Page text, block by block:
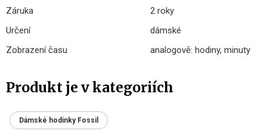
Záruka
2 roky
Určení
dámské
Zobrazení času
analogově: hodiny, minuty
Produkt je v kategoriích
Dámské hodinky Fossil